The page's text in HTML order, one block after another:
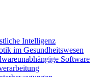
Intelligenz
im Gesundheitswesen
Software